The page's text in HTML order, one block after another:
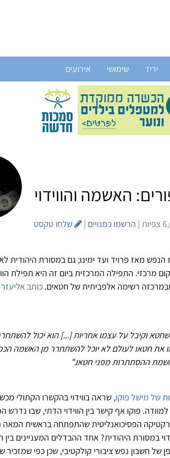
יריד שימושי אירועים
האשמה והווידוי
הרשמו כמנויים |
שלחו טקסט
מאז פרויד ועד ימינו; גם במסורת היהודית
מרכזי. התפילה המרכזית ביום זה היא תפילת
רשימה אלפביתית של חטאים. כותב
וקיבל על עצמו אחריות [...] הוא יכול
את חטאו לעולם לא יוכל להשתחרר מן האשמה
ההסתתרות מפני חטאו."
של מישל פוקו, שראה בווידוי בהקשרו הקתולי
פוקו אף קישר בין הווידוי הדתי, שבו נדרש
הפסיכואנליטית שהתפתחה בראשית
במסורת היהודית? אחד ההבדלים המעניינים
פן של חשבון נפש ציבורי קולקטיבי, שכן כפי שמזכיר